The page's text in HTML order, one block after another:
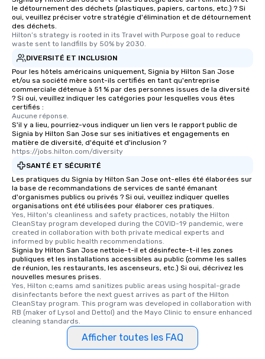
le détournement des déchets (plastiques, papiers, cartons, etc.) ? Si
oui, veuillez préciser votre stratégie d'élimination et de détournement
des déchets.
Hilton’s strategy is rooted in its Travel with Purpose goal to reduce
waste sent to landfills by 50% by 2030.
DIVERSITÉ ET INCLUSION
Pour les hôtels américains uniquement, Signia by Hilton San Jose
et/ou sa société mère sont-ils certifiés en tant qu'entreprise
commerciale détenue à 51 % par des personnes issues de la diversité
? Si oui, veuillez indiquer les catégories pour lesquelles vous êtes
certifiés :
Aucune réponse.
S'il y a lieu, pourriez-vous indiquer un lien vers le rapport public de
Signia by Hilton San Jose sur ses initiatives et engagements en
matière de diversité, d'équité et d'inclusion ?
https://jobs.hilton.com/diversity
SANTÉ ET SÉCURITÉ
Les pratiques du Signia by Hilton San Jose ont-elles été élaborées sur
la base de recommandations de services de santé émanant
d'organismes publics ou privés ? Si oui, veuillez indiquer quelles
organisations ont été utilisées pour élaborer ces pratiques.
Yes, Hilton's cleanliness and safety practices, notably the Hilton
CleanStay program developed during the COVID-19 pandemic, were
created in collaboration with both private medical experts and
informed by public health recommendations.
Signia by Hilton San Jose nettoie-t-il et désinfecte-t-il les zones
publiques et les installations accessibles au public (comme les salles
de réunion, les restaurants, les ascenseurs, etc.) Si oui, décrivez les
nouvelles mesures prises.
Yes, Hilton c;eams amd sanitizes public areas using hospital-grade
disinfectants before the next guest arrives as part of the Hilton
CleanStay program. This program was developed in collaboration with
RB (maker of Lysol and Dettol) and the Mayo Clinic to ensure enhanced
cleaning standards.
Afficher toutes les FAQ